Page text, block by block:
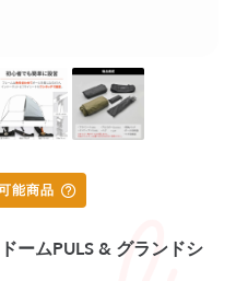
能商品
ームPULS & グランドシ